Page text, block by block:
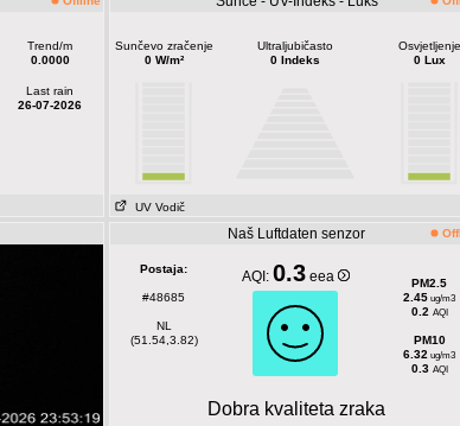
Trend/m
0.0000
Last rain
26-07-2026
Sunčevo zračenje
0 W/m²
Ultraljubičasto
0 Indeks
Osvjetljenje
0 Lux
UV Vodič
Naš Luftdaten senzor
Postaja:
#48685
NL
(51.54,3.82)
AQI: 0.3 eea
PM2.5
2.45 ug/m3
0.2 AQI
PM10
6.32 ug/m3
0.3 AQI
Dobra kvaliteta zraka